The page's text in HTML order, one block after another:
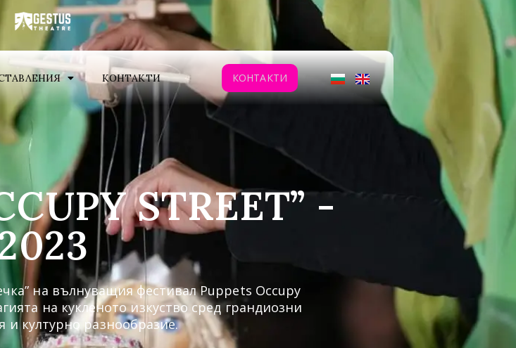
КОНТАКТИ КОНТАКТИ
STREET” -
на вълнуващия фестивал Puppets Occupy
на кукленото изкуство сред грандиозни
и културно разнообразие.